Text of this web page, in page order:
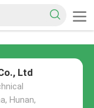
Ltd
Hunan,